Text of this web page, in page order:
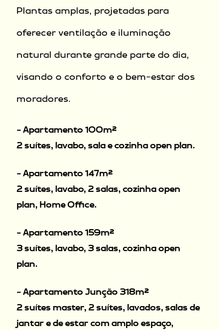
Plantas amplas, projetadas para
oferecer ventilação e iluminação
natural durante grande parte do dia,
visando o conforto e o bem-estar dos
moradores.
- Apartamento 100m²
2 suítes, lavabo, sala e cozinha open plan.
- Apartamento 147m²
2 suítes, lavabo, 2 salas, cozinha open
plan, Home Office.
- Apartamento 159m²
3 suítes, lavabo, 3 salas, cozinha open
plan.
- Apartamento Junção 318m²
2 suítes master, 2 suítes, lavados, salas de
jantar e de estar com amplo espaço,